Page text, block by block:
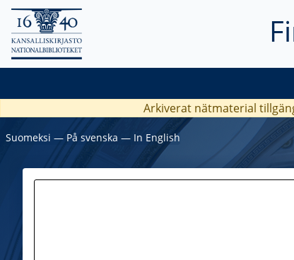
Arkiverat nätmaterial
Suomeksi ― På svenska ― In English